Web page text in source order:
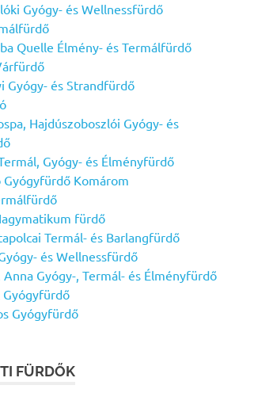
Gyógy- és Wellnessfürdő
Quelle Élmény- és Termálfürdő
Gyógy- és Strandfürdő
Hajdúszoboszlói Gyógy- és
Gyógy- és Élményfürdő
Komárom
fürdő
Termál- és Barlangfürdő
és Wellnessfürdő
Anna Gyógy-, Termál- és Élményfürdő
Gyógyfürdő
Gyógyfürdő
FÜRDŐK